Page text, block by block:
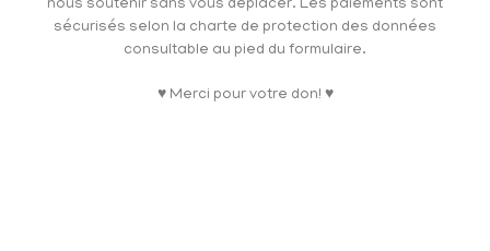
nous soutenir sans vous déplacer. Les paiements sont
sécurisés selon la charte de protection des données
consultable au pied du formulaire.
♥ Merci pour votre don! ♥